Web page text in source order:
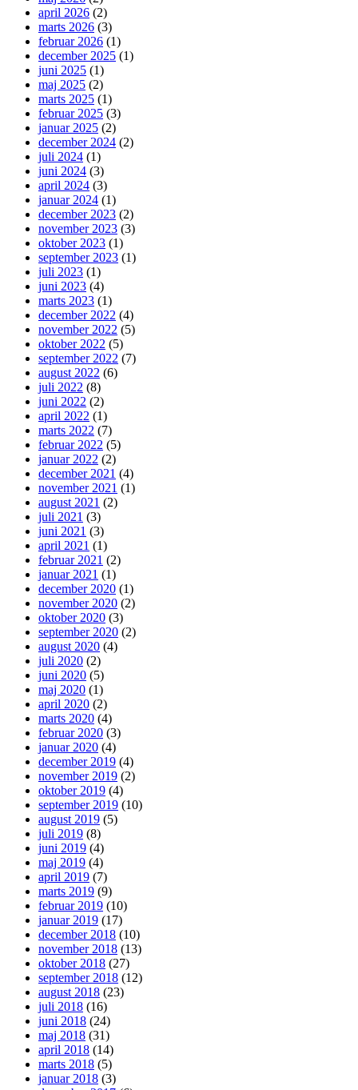
april 2026 (2)
marts 2026 (3)
februar 2026 (1)
december 2025 (1)
juni 2025 (1)
maj 2025 (2)
marts 2025 (1)
februar 2025 (3)
januar 2025 (2)
december 2024 (2)
juli 2024 (1)
juni 2024 (3)
april 2024 (3)
januar 2024 (1)
december 2023 (2)
november 2023 (3)
oktober 2023 (1)
september 2023 (1)
juli 2023 (1)
juni 2023 (4)
marts 2023 (1)
december 2022 (4)
november 2022 (5)
oktober 2022 (5)
september 2022 (7)
august 2022 (6)
juli 2022 (8)
juni 2022 (2)
april 2022 (1)
marts 2022 (7)
februar 2022 (5)
januar 2022 (2)
december 2021 (4)
november 2021 (1)
august 2021 (2)
juli 2021 (3)
juni 2021 (3)
april 2021 (1)
februar 2021 (2)
januar 2021 (1)
december 2020 (1)
november 2020 (2)
oktober 2020 (3)
september 2020 (2)
august 2020 (4)
juli 2020 (2)
juni 2020 (5)
maj 2020 (1)
april 2020 (2)
marts 2020 (4)
februar 2020 (3)
januar 2020 (4)
december 2019 (4)
november 2019 (2)
oktober 2019 (4)
september 2019 (10)
august 2019 (5)
juli 2019 (8)
juni 2019 (4)
maj 2019 (4)
april 2019 (7)
marts 2019 (9)
februar 2019 (10)
januar 2019 (17)
december 2018 (10)
november 2018 (13)
oktober 2018 (27)
september 2018 (12)
august 2018 (23)
juli 2018 (16)
juni 2018 (24)
maj 2018 (31)
april 2018 (14)
marts 2018 (5)
januar 2018 (3)